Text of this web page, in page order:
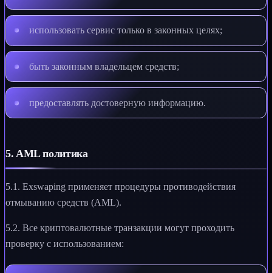
использовать сервис только в законных целях;
быть законным владельцем средств;
предоставлять достоверную информацию.
5. AML политика
5.1. Exswaping применяет процедуры противодействия
отмыванию средств (AML).
5.2. Все криптовалютные транзакции могут проходить
проверку с использованием: